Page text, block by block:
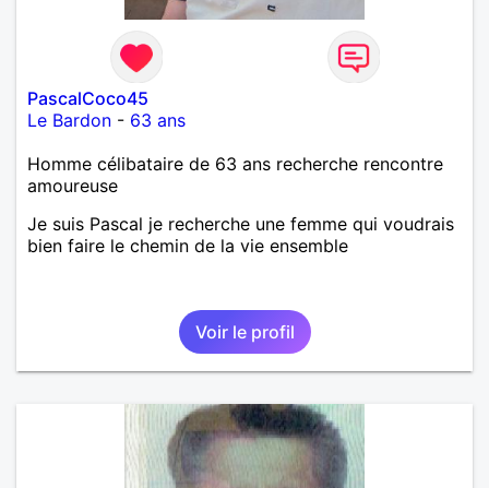
PascalCoco45
Le Bardon - 63 ans
Homme célibataire de 63 ans recherche rencontre
amoureuse
Je suis Pascal je recherche une femme qui voudrais
bien faire le chemin de la vie ensemble
Voir le profil